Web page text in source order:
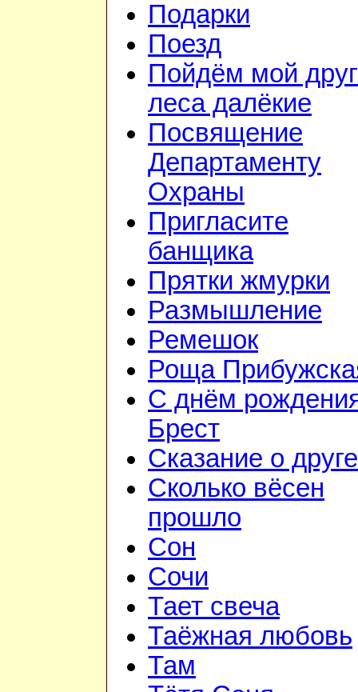
Подарки
Поезд
Пойдём мой
леса далёкие
Посвящение
Департаменту
Охраны
Пригласите
банщика
Прятки жмурки
Размышление
Ремешок
Роща
С днём
Брест
Сказание о друге
Сколько вёсен
прошло
Сон
Сочи
Тает свеча
Таёжная любовь
Там